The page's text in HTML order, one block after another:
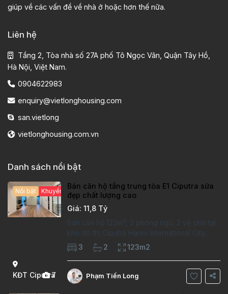
giúp về các vấn đề về nhà ở hoặc hơn thế nữa.
Liên hệ
Tầng 2, Tòa nhà số 27A phố Tô Ngọc Vân, Quận Tây Hồ,
Hà Nội, Việt Nam.
0904622983
enquiry@vietlonghousing.com
san.vietlong
vietlonghousing.com.vn
Danh sách nổi bật
KĐT Ciputra
7
Nổi bật Khuyến mại hấp dẫn
Bán căn hộ tầng trung tòa E1 Ciputra sửa
đẹp chất lượng cao
Giá: 11,8 Tỷ
Bán căn hộ 123m², 3 phòng ngủ, 2 vệ sinh tại
khu đô thị Ciputra Hanoi International City.
Căn hộ đã sửa mới kỹ, chất lượng cao, sàn
gỗ, bếp hiện đại, không gian thoáng sáng.
Thông tin căn hộ: Diện tích:
3 2 123m2
Phạm Tiến Long